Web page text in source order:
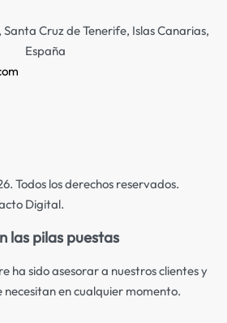
Cruz de Tenerife, Islas Canarias,
España
Todos los derechos reservados.
Digital.
las pilas puestas
ha sido asesorar a nuestros clientes y
en cualquier momento.